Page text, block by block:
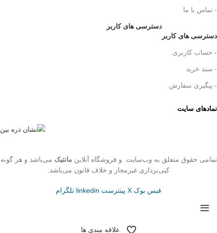
- تماس با ما
دسترسی های کاربر
دسترسی های کاربر
- حساب کاربری
- سبد خرید
- پیگیری سفارش
نمادهای سایت
تمامی حقوق متعلق به وب‌سایت و فروشگاه‌ آنلاین مانتیک می‌باشد و هر گونه
کپی‌برداری غیرمجاز و خلاف قانون می‌باشد.
فیس بوک X پینترست linkedin تلگرام
علاقه مندی ها